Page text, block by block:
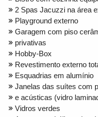
2 Spas Jacuzzi na área
Playground externo
Garagem com piso
privativas
Hobby-Box
Revestimento externo
Esquadrias em alumínio
Janelas das suítes com
e acústicas (vidro
Vidros verdes